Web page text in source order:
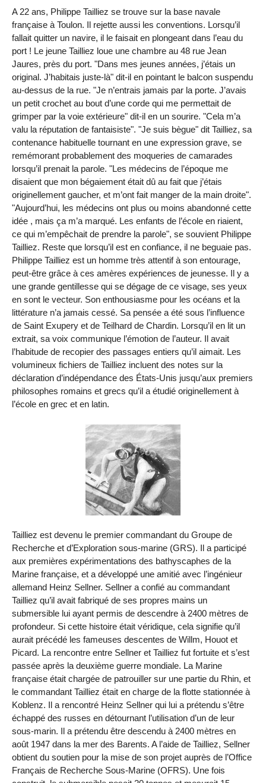
A 22 ans, Philippe Tailliez se trouve sur la base navale
française à Toulon. Il rejette aussi les conventions. Lorsqu’il
fallait quitter un navire, il le faisait en plongeant dans l’eau du
port ! Le jeune Tailliez loue une chambre au 48 rue Jean
Jaures, près du port. "Dans mes jeunes années, j’étais un
original. J’habitais juste-là" dit-il en pointant le balcon suspendu
au-dessus de la rue. "Je n’entrais jamais par la porte. J’avais
un petit crochet au bout d’une corde qui me permettait de
grimper par la voie extérieure" dit-il en un sourire. "Cela m’a
valu la réputation de fantaisiste". "Je suis bègue" dit Tailliez, sa
contenance habituelle tournant en une expression grave, se
remémorant probablement des moqueries de camarades
lorsqu’il prenait la parole. "Les médecins de l’époque me
disaient que mon bégaiement était dû au fait que j’étais
originellement gaucher, et m’ont fait manger de la main droite".
"Aujourd’hui, les médecins ont plus ou moins abandonné cette
idée , mais ça m’a marqué. Les enfants de l’école en riaient,
ce qui m’empêchait de prendre la parole", se souvient Philippe
Tailliez. Reste que lorsqu’il est en confiance, il ne beguaie pas.
Philippe Tailliez est un homme très attentif à son entourage,
peut-être grâce à ces amères expériences de jeunesse. Il y a
une grande gentillesse qui se dégage de ce visage, ses yeux
en sont le vecteur. Son enthousiasme pour les océans et la
littérature n’a jamais cessé. Sa pensée a été sous l’influence
de Saint Exupery et de Teilhard de Chardin. Lorsqu’il en lit un
extrait, sa voix communique l’émotion de l’auteur. Il avait
l’habitude de recopier des passages entiers qu’il aimait. Les
volumineux fichiers de Tailliez incluent des notes sur la
déclaration d’indépendance des États-Unis jusqu’aux premiers
philosophes romains et grecs qu’il a étudié originellement à
l’école en grec et en latin.
Tailliez est devenu le premier commandant du Groupe de
Recherche et d’Exploration sous-marine (GRS). Il a participé
aux premières expérimentations des bathyscaphes de la
Marine française, et a développé une amitié avec l’ingénieur
allemand Heinz Sellner. Sellner a confié au commandant
Tailliez qu’il avait fabriqué de ses propres mains un
submersible lui ayant permis de descendre à 2400 mètres de
profondeur. Si cette histoire était véridique, cela signifie qu’il
aurait précédé les fameuses descentes de Willm, Houot et
Picard. La rencontre entre Sellner et Tailliez fut fortuite et s’est
passée après la deuxième guerre mondiale. La Marine
française était chargée de patrouiller sur une partie du Rhin, et
le commandant Tailliez était en charge de la flotte stationnée à
Koblenz. Il a rencontré Heinz Sellner qui lui a prétendu s’être
échappé des russes en détournant l’utilisation d’un de leur
sous-marin. Il a prétendu être descendu à 2400 mètres en
août 1947 dans la mer des Barents. A l’aide de Tailliez, Sellner
obtient du soutien pour la mise de son projet auprès de l’Office
Français de Recherche Sous-Marine (OFRS). Une fois